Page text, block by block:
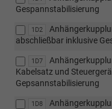
Gespannstabilisierung
1D2
abschließbar inklusive
1D7
Kabelsatz und
Gepsannstabilisierung
1D8